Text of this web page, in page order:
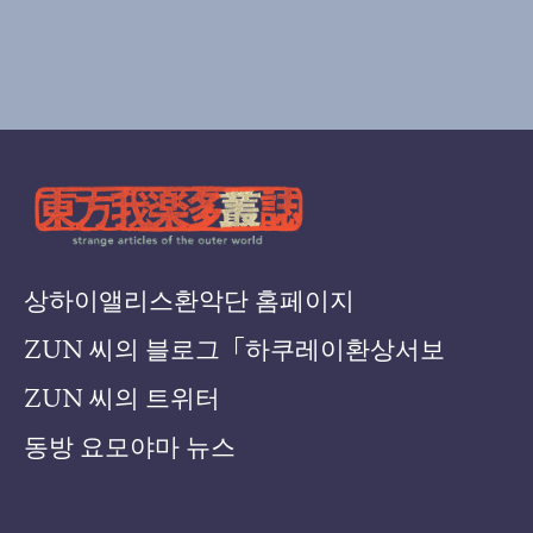
상하이앨리스환악단 홈페이지
ZUN 씨의 블로그「하쿠레이환상서보
ZUN 씨의 트위터
동방 요모야마 뉴스